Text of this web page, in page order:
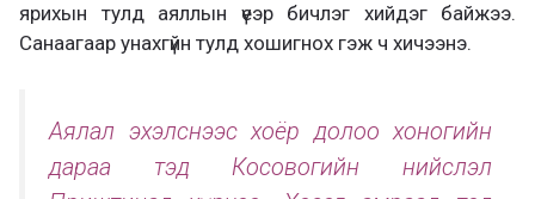
ярихын тулд аяллын үеэр бичлэг хийдэг байжээ.
Санаагаар унахгүйн тулд хошигнох гэж ч хичээнэ.
Аялал эхэлснээс хоёр долоо хоногийн
дараа тэд Косовогийн нийслэл